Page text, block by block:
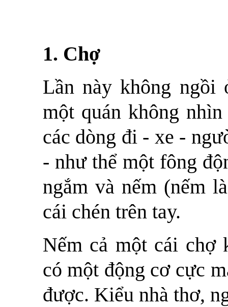
1. Chợ
Lần này không
một quán không
các dòng đi - xe -
- như thể một fông
ngắm và nếm (nếm
cái chén trên tay.
Nếm cả một cái chợ
có một động cơ cực
được. Kiểu nhà thơ,